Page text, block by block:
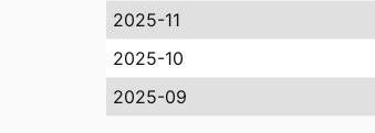
2025-11
2025-10
2025-09